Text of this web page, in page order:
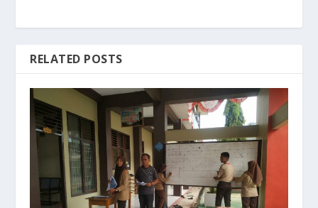
RELATED POSTS